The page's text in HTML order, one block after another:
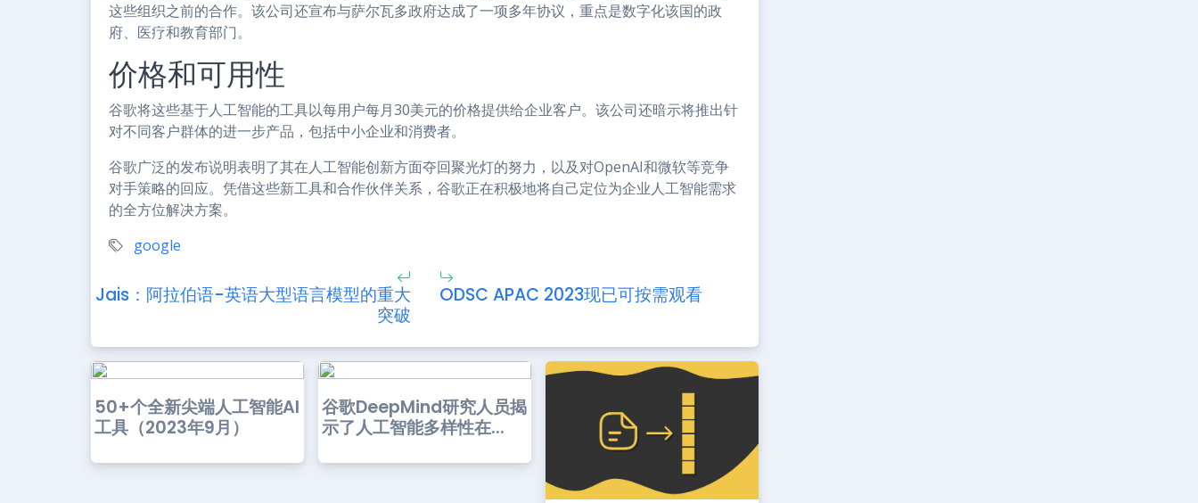
这些组织之前的合作。该公司还宣布与萨尔瓦多政府达成了一项多年协议，重点是数字化该国的政
府、医疗和教育部门。
价格和可用性
谷歌将这些基于人工智能的工具以每用户每月30美元的价格提供给企业客户。该公司还暗示将推出针
对不同客户群体的进一步产品，包括中小企业和消费者。
谷歌广泛的发布说明表明了其在人工智能创新方面夺回聚光灯的努力，以及对OpenAI和微软等竞争
对手策略的回应。凭借这些新工具和合作伙伴关系，谷歌正在积极地将自己定位为企业人工智能需求
的全方位解决方案。
google
Jais：阿拉伯语-英语大型语言模型的重大
突破
ODSC APAC 2023现已可按需观看
50+个全新尖端人工智能AI
工具（2023年9月）
谷歌DeepMind研究人员揭
示了人工智能多样性在...